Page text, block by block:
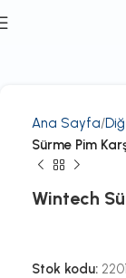
Ana Sayfa
Sürme Pim
Wintech
Stok kodu: